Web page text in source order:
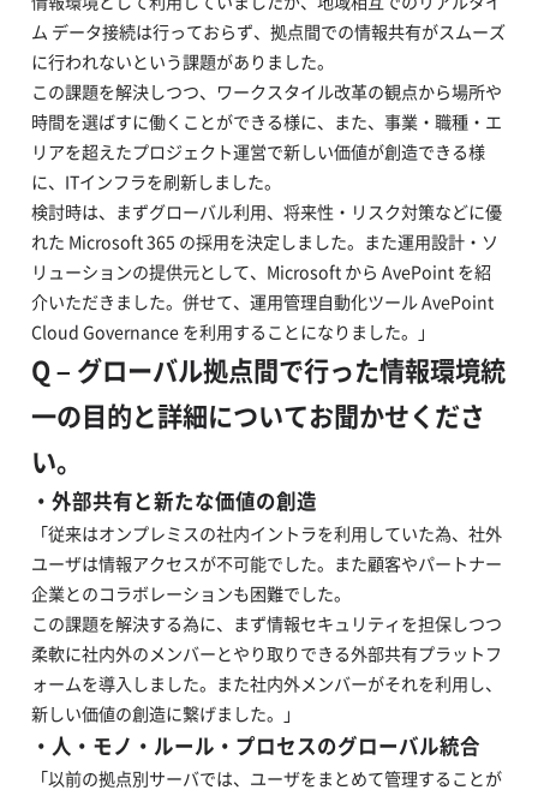
ム データ接続は行っておらず、拠点間での情報共有がスムーズ
に行われないという課題がありました。
この課題を解決しつつ、ワークスタイル改革の観点から場所や
時間を選ばすに働くことができる様に、また、事業・職種・エ
リアを超えたプロジェクト運営で新しい価値が創造できる様
に、ITインフラを刷新しました。
検討時は、まずグローバル利用、将来性・リスク対策などに優
れた Microsoft 365 の採用を決定しました。また運用設計・ソ
リューションの提供元として、Microsoft から AvePoint を紹
介いただきました。併せて、運用管理自動化ツール AvePoint
Cloud Governance を利用することになりました。」
Q – グローバル拠点間で行った情報環境統
一の目的と詳細についてお聞かせくださ
い。
・外部共有と新たな価値の創造
「従来はオンプレミスの社内イントラを利用していた為、社外
ユーザは情報アクセスが不可能でした。また顧客やパートナー
企業とのコラボレーションも困難でした。
この課題を解決する為に、まず情報セキュリティを担保しつつ
柔軟に社内外のメンバーとやり取りできる外部共有プラットフ
ォームを導入しました。また社内外メンバーがそれを利用し、
新しい価値の創造に繋げました。」
・人・モノ・ルール・プロセスのグローバル統合
「以前の拠点別サーバでは、ユーザをまとめて管理することが